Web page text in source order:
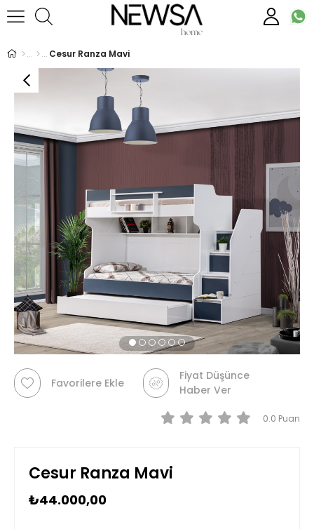
Cesur Ranza Mavi
Favorilere Ekle
Fiyat Düşünce
Haber Ver
0.0
Cesur Ranza Mavi
₺44.000,00